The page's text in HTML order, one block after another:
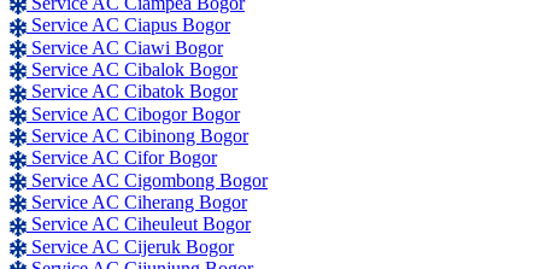
Service AC Ciapus Bogor
Service AC Ciawi Bogor
Service AC Cibalok Bogor
Service AC Cibatok Bogor
Service AC Cibogor Bogor
Service AC Cibinong Bogor
Service AC Cifor Bogor
Service AC Cigombong Bogor
Service AC Ciherang Bogor
Service AC Ciheuleut Bogor
Service AC Cijeruk Bogor